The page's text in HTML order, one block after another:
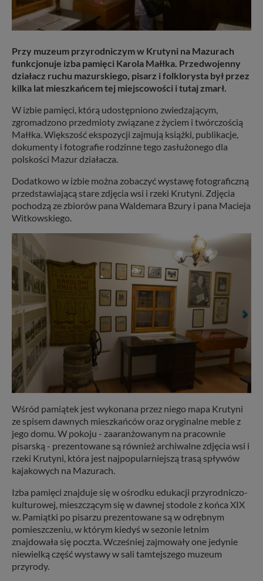
Przy muzeum przyrodniczym w Krutyni na Mazurach
funkcjonuje izba pamięci Karola Małłka. Przedwojenny
działacz ruchu mazurskiego, pisarz i folklorysta był przez
kilka lat mieszkańcem tej miejscowości i tutaj zmarł.
W izbie pamięci, którą udostępniono zwiedzającym,
zgromadzono przedmioty związane z życiem i twórczością
Małłka. Większość ekspozycji zajmują książki, publikacje,
dokumenty i fotografie rodzinne tego zasłużonego dla
polskości Mazur działacza.
Dodatkowo w izbie można zobaczyć wystawę fotograficzną
przedstawiającą stare zdjęcia wsi i rzeki Krutyni. Zdjęcia
pochodzą ze zbiorów pana Waldemara Bzury i pana Macieja
Witkowskiego.
Wśród pamiątek jest wykonana przez niego mapa Krutyni
ze spisem dawnych mieszkańców oraz oryginalne meble z
jego domu. W pokoju - zaaranżowanym na pracownie
pisarską - prezentowane są również archiwalne zdjęcia wsi i
rzeki Krutyni, która jest najpopularniejszą trasą spływów
kajakowych na Mazurach.
Izba pamięci znajduje się w ośrodku edukacji przyrodniczo-
kulturowej, mieszczącym się w dawnej stodole z końca XIX
w. Pamiątki po pisarzu prezentowane są w odrębnym
pomieszczeniu, w którym kiedyś w sezonie letnim
znajdowała się poczta. Wcześniej zajmowały one jedynie
niewielką część wystawy w sali tamtejszego muzeum
przyrody.